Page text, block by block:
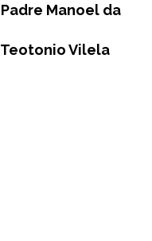
Teotonio Vilela